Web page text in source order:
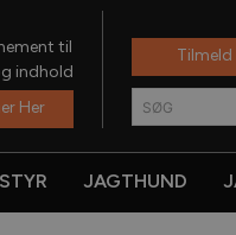
til
indhold
Her
Tilmeld
SØG
JAGTHUND